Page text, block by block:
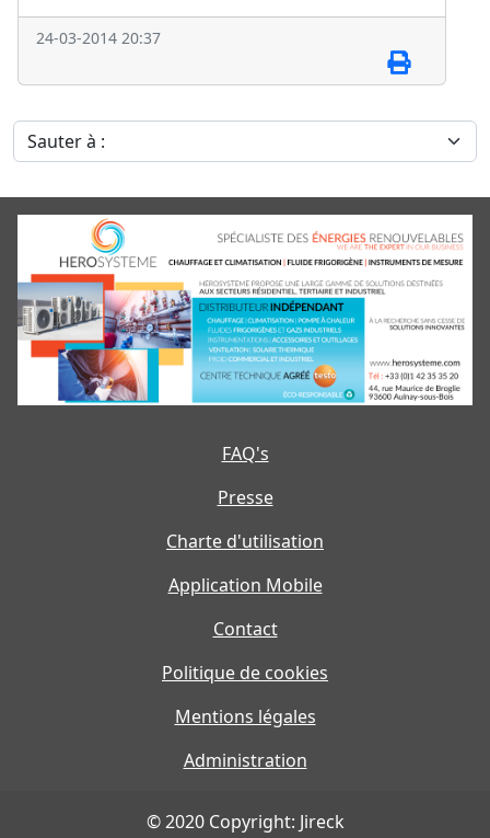
24-03-2014 20:37
Sauter à :
FAQ's
Presse
Charte d'utilisation
Application Mobile
Contact
Politique de cookies
Mentions légales
Administration
© 2020 Copyright: Jireck